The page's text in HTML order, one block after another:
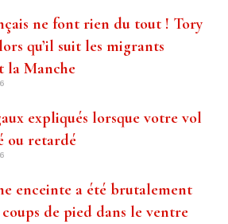
ne font rien du tout ! Tory
qu’il suit les migrants
la Manche
expliqués lorsque votre vol
ou retardé
enceinte a été brutalement
de pied dans le ventre